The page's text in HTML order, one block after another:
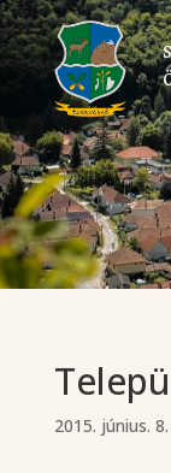
2015. június. 8.